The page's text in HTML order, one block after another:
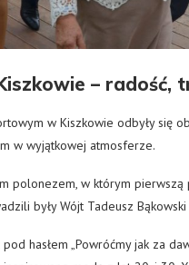
–
w Kiszkowie odbyły się
w wyjątkowej atmosferze.
polonezem, w którym pierwszą
były Wójt Tadeusz
hasłem „Powróćmy jak za